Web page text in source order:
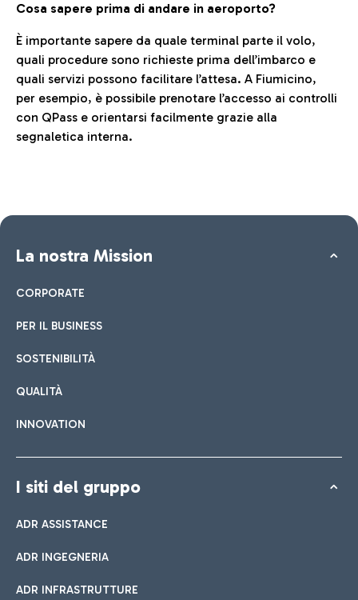
Cosa sapere prima di andare in aeroporto?
È importante sapere da quale terminal parte il volo,
quali procedure sono richieste prima dell’imbarco e
quali servizi possono facilitare l’attesa. A Fiumicino,
per esempio, è possibile prenotare l’accesso ai controlli
con QPass e orientarsi facilmente grazie alla
segnaletica interna.
La nostra Mission
CORPORATE
PER IL BUSINESS
SOSTENIBILITÀ
QUALITÀ
INNOVATION
I siti del gruppo
ADR ASSISTANCE
ADR INGEGNERIA
ADR INFRASTRUTTURE